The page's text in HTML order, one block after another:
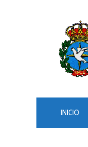
INICIO